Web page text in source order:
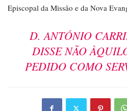
Episcopal da Missão e da Nova
D. ANTÓNIO
DISSE NÃO
PEDIDO COMO